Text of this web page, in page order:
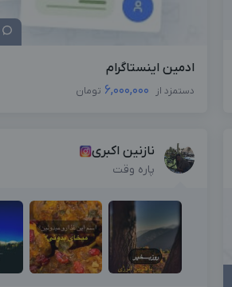
ادمین اینستاگرام
دستمزد از 6,000,000 تومان
نازنین اکبری
پاره وقت